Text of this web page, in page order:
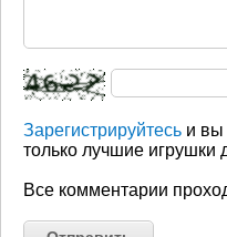
Зарегистрируйтесь и вы
только лучшие игрушки
Все комментарии